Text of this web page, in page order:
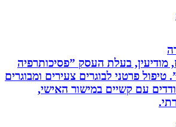
בעלת העסק ”פסיכותרפיה
פרטני לבוגרים צעירים ומבוגרים
עם קשיים במישור האישי,